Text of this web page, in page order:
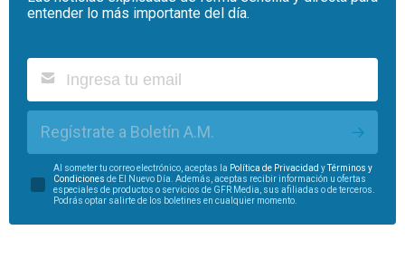
entender lo más importante del día.
Regístrate a Boletín A.M.
Al someter tu correo electrónico, aceptas la Política de Privacidad y
Términos y
Condiciones de El Nuevo Día. Además, aceptas recibir información u ofertas
especiales de productos o servicios de GFR Media, sus afiliadas o de terceros.
Podrás optar salirte de los boletines en cualquier momento.